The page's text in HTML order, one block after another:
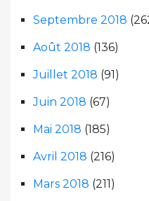
Septembre 2018
Août 2018 (136)
Juillet 2018 (91)
Juin 2018 (67)
Mai 2018 (185)
Avril 2018 (216)
Mars 2018 (211)